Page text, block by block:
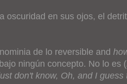
oscuridad en sus ojos, el
de lo reversible and
ningún concepto. No lo es (
don't know, Oh, and I guess